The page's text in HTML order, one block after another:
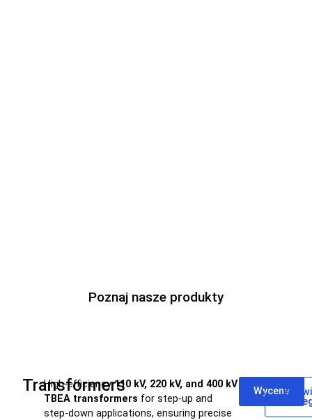
Poznaj nasze produkty
Transformers
High-efficiency110 kV, 220 kV, and 400 kV
TBEA transformers for step-up and
step-down applications, ensuring precise
Wycena